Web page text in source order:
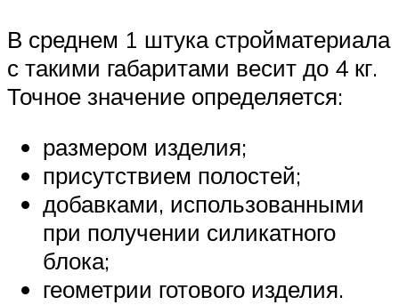
В среднем 1 штука стройматериала
с такими габаритами весит до 4 кг.
Точное значение определяется:
размером изделия;
присутствием полостей;
добавками, использованными
при получении силикатного
блока;
геометрии готового изделия.